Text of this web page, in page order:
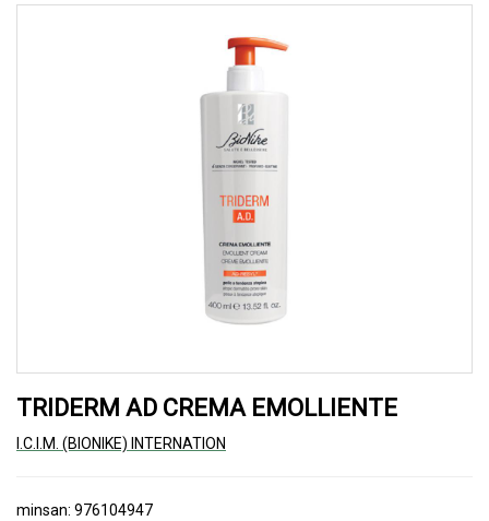
TRIDERM AD CREMA EMOLLIENTE
I.C.I.M. (BIONIKE) INTERNATION
minsan: 976104947